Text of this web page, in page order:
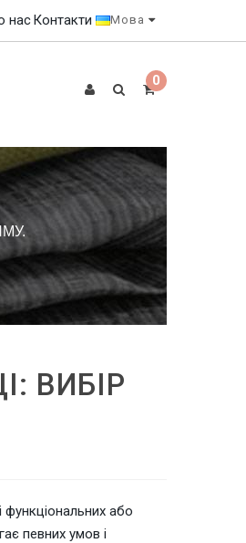
насКонтакти Мова
0
ВИБІР
функціональних або
певних умов і